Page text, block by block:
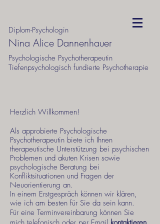
Diplom-Psychologin
Nina Alice Dannenhauer
Psychologische Psychotherapeutin
Tiefenpsychologisch fundierte Psychotherapie
Herzlich Willkommen!
Als approbierte Psychologische
Psychotherapeutin biete ich Ihnen
therapeutische Unterstützung bei psychischen
Problemen und akuten Krisen sowie
psychologische Beratung bei
Konfliktsituationen und Fragen der
Neuorientierung an.
In einem Erstgespräch können wir klären,
wie ich am besten für Sie da sein kann.
Für eine Terminvereinbarung können Sie